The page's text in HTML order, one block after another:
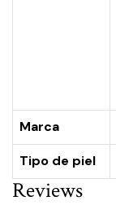
Marca
Tipo de piel
Reviews